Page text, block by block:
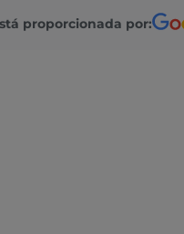
el Santuario de
proporcionada por: